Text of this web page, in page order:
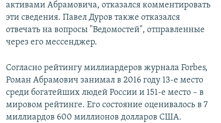
активами Абрамовича, отказался комментировать
эти сведения. Павел Дуров также отказался
отвечать на вопросы "Ведомостей", отправленные
через его мессенджер.
Согласно рейтингу миллиардеров журнала Forbes,
Роман Абрамович занимал в 2016 году 13-е место
среди богатейших людей России и 151-е место – в
мировом рейтинге. Его состояние оценивалось в 7
миллиардов 600 миллионов долларов США.